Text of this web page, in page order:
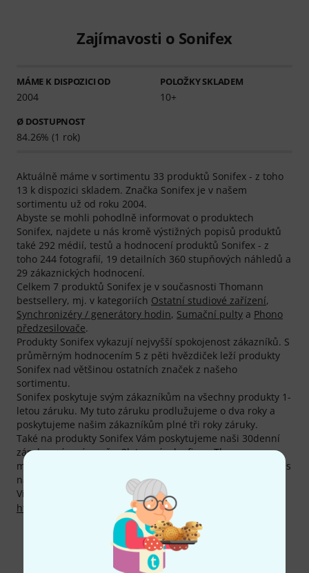
Zajímavosti o Sonifex
MÁME K DISPOZICI OD
2004
POLOŽKY SKLADEM
10+
Ø DOSTUPNOST
84.26% (1 rok)
Aktuálně máme v sortimentu 33 produktů Sonifex - z toho
13 k dispozici skladem. Značka Sonifex je v našem
sortimentu už od roku 2004.
Abyste se mohli pohodlně informovat o produktech
Sonifex, najdete u nás kromě výstižných popisů produktů
také 292 médií, testů a hodnocení produktů Sonifex - z
toho 244 fotografií, 19 detailních 360 stupňových náhledů a
29 zákaznických hodnocení.
Celkem 7 produktů Sonifex je v současnosti Thomann
bestsellery, mj. v kategoriích Ostatní studiové zařízení,
Synchronizéry / generátory hodin, Sumační pulty a Phono
předzesilovače.
Produkty Sonifex vykazují nejvyšší spokojenost zákazníků. S
průměrným hodnocením 5 z pěti hvězdiček leží produkty
Sonifex nad většinou ostatních značek z našeho
sortimentu.
Sonifex poskytuje svým zákazníkům na všechny produkty 1-
letou záruku. My tuto záruku prodlužujeme o dva roky a
poskytujeme našim zákazníkům plné tři roky záruky.
Také na produkty Sonifex Vám poskytujeme naši 30denní
záruku vrácení peněz, 3letou záruku firmy Thomann a
mnoho dalších služeb, jako kompententní odborníky, servis
na místě, financování a mnoho dalšího.
Více informací o výrobci najdete zde:
http://www.sonifex.co.uk
Kontaktujte nás